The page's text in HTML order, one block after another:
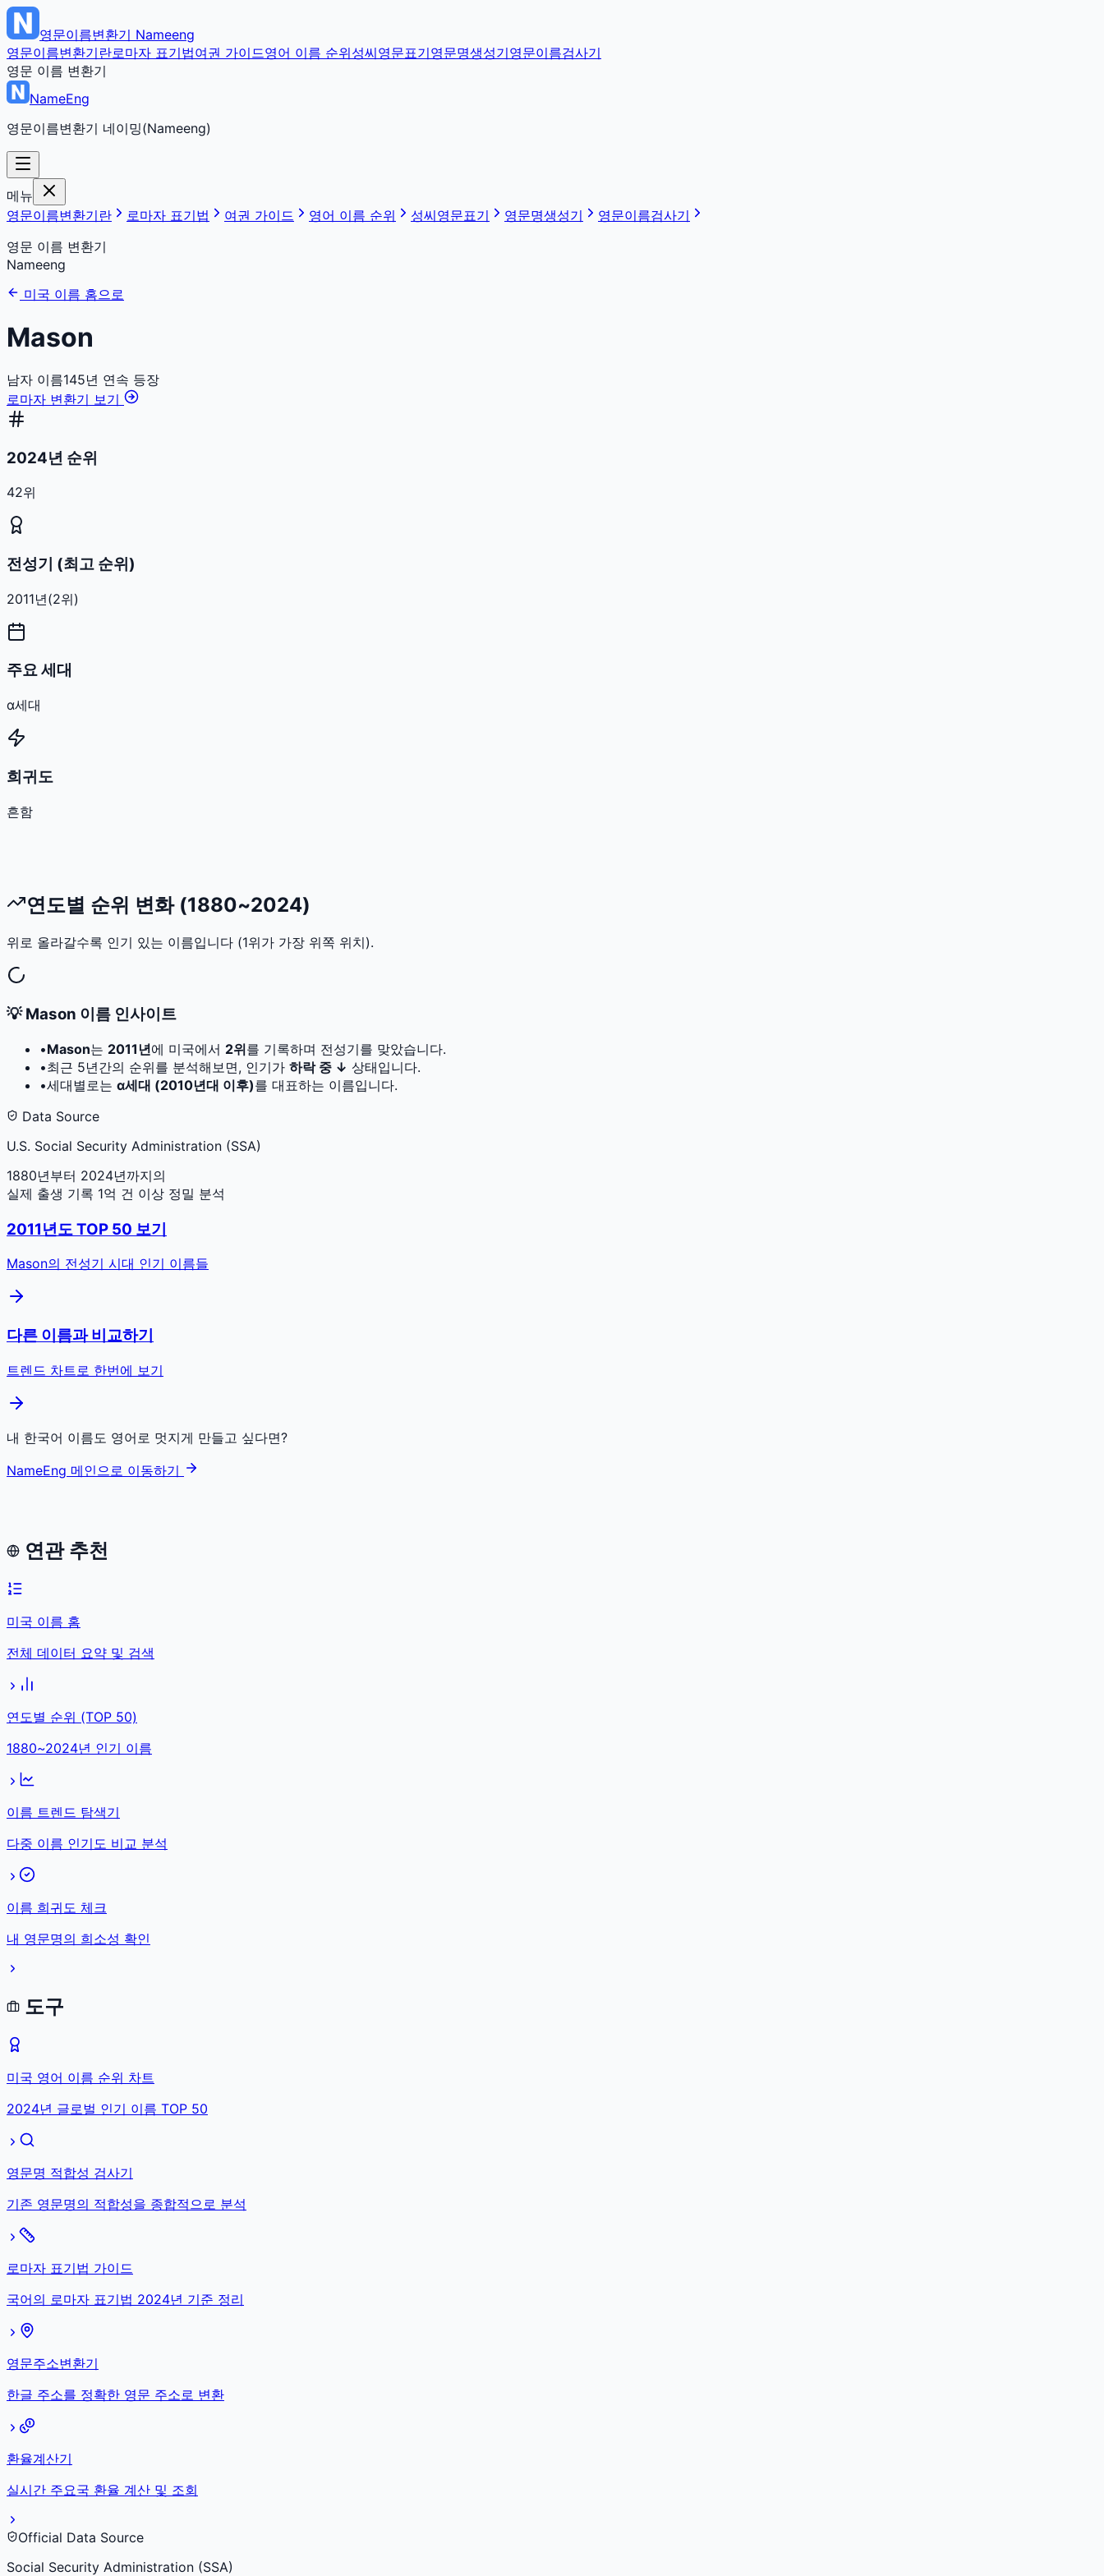
영문이름변환기 Nameeng
영문이름변환기란로마자 표기법여권 가이드영어 이름 순위성씨영문표기영문명생성기영문이름검사기
영문 이름 변환기
NameEng
영문이름변환기 네이밍(Nameeng)
메뉴
영문이름변환기란
로마자 표기법 여권 가이드 영어 이름 순위 성씨영문표기 영문명생성기
영문이름검사기
영문 이름 변환기
Nameeng
미국 이름 홈으로
Mason
남자 이름145년 연속 등장
로마자 변환기 보기
2024년 순위
42위
전성기 (최고 순위)
2011년(2위)
주요 세대
α세대
희귀도
흔함
연도별 순위 변화 (1880~2024)
위로 올라갈수록 인기 있는 이름입니다 (1위가 가장 위쪽 위치).
💡Mason 이름 인사이트
•Mason는 2011 년에 미국에서 2위를 기록하며 전성기를 맞았습니다.
•최근 5년간의 순위를 분석해보면, 인기가 하락 중 ↓ 상태입니다.
•세대별로는 α세대 (2010년대 이후)를 대표하는 이름입니다.
Data Source
U.S. Social Security Administration (SSA)
1880년부터 2024년까지의
실제 출생 기록 1억 건 이상 정밀 분석
2011년도 TOP 50 보기
Mason의 전성기 시대 인기 이름들
다른 이름과 비교하기
트렌드 차트로 한번에 보기
내 한국어 이름도 영어로 멋지게 만들고 싶다면?
NameEng 메인으로 이동하기
연관 추천
미국 이름 홈
전체 데이터 요약 및 검색
연도별 순위 (TOP 50)
1880~2024년 인기 이름
이름 트렌드 탐색기
다중 이름 인기도 비교 분석
이름 희귀도 체크
내 영문명의 희소성 확인
도구
미국 영어 이름 순위 차트
2024년 글로벌 인기 이름 TOP 50
영문명 적합성 검사기
기존 영문명의 적합성을 종합적으로 분석
로마자 표기법 가이드
국어의 로마자 표기법 2024년 기준 정리
영문주소변환기
한글 주소를 정확한 영문 주소로 변환
환율계산기
실시간 주요국 환율 계산 및 조회
Official Data Source
Social Security Administration (SSA)